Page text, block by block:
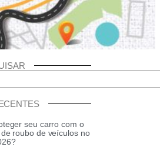
seu carro com o
roubo de veículos no